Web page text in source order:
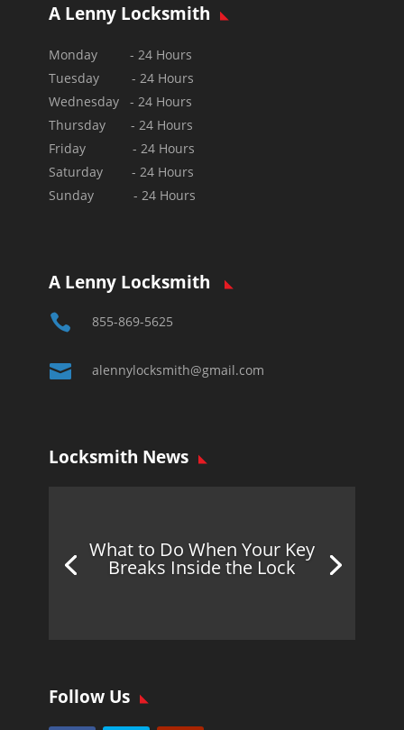
A Lenny Locksmith
Monday - 24 Hours
Tuesday - 24 Hours
Wednesday - 24 Hours
Thursday - 24 Hours
Friday - 24 Hours
Saturday - 24 Hours
Sunday - 24 Hours
A Lenny Locksmith
 855-869-5625
 alennylocksmith@gmail.com
Locksmith News
What to Do When Your Key
Breaks Inside the Lock
Follow Us